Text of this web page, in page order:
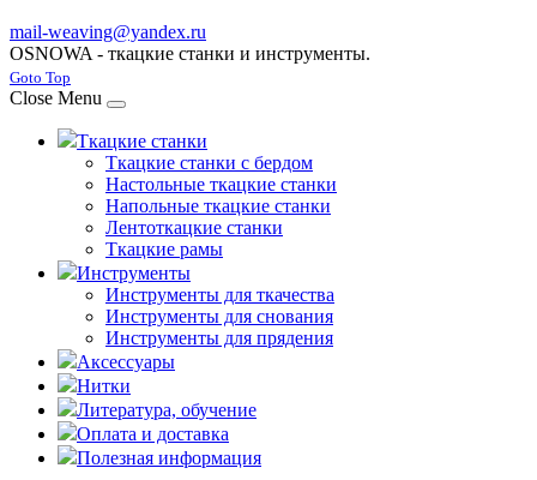
mail-weaving@yandex.ru
OSNOWA - ткацкие станки и инструменты.
Joomla! 3 Templates
Goto Top
Close Menu
Ткацкие станки
Ткацкие станки с бердом
Настольные ткацкие станки
Напольные ткацкие станки
Лентоткацкие станки
Ткацкие рамы
Инструменты
Инструменты для ткачества
Инструменты для снования
Инструменты для прядения
Аксессуары
Нитки
Литература, обучение
Оплата и доставка
Полезная информация